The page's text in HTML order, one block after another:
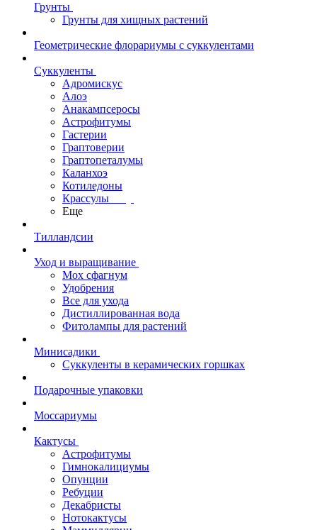
Грунты
Грунты для хищных растений
Геометрические флорариумы с суккулентами
Суккуленты
Адромискус
Алоэ
Анакампсеросы
Астрофитумы
Гастерии
Граптоверии
Граптопеталумы
Каланхоэ
Котиледоны
Крассулы
Еще
Тилландсии
Уход и выращивание
Мох сфагнум
Удобрения
Все для ухода
Дистиллированная вода
Фитолампы для растений
Минисадики
Суккуленты в керамических горшках
Подарочные упаковки
Моссариумы
Кактусы
Астрофитумы
Гимнокалициумы
Опунции
Ребуции
Декабристы
Нотокактусы